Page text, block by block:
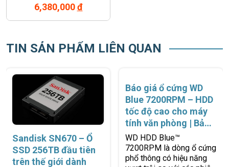
6,380,000đ
TIN SẢN PHẨM LIÊN QUAN
Sandisk SN670 – Ổ
SSD 256TB đầu tiên
trên thế giới dành
Báo giá ổ cứng WD
Blue 7200RPM – HDD